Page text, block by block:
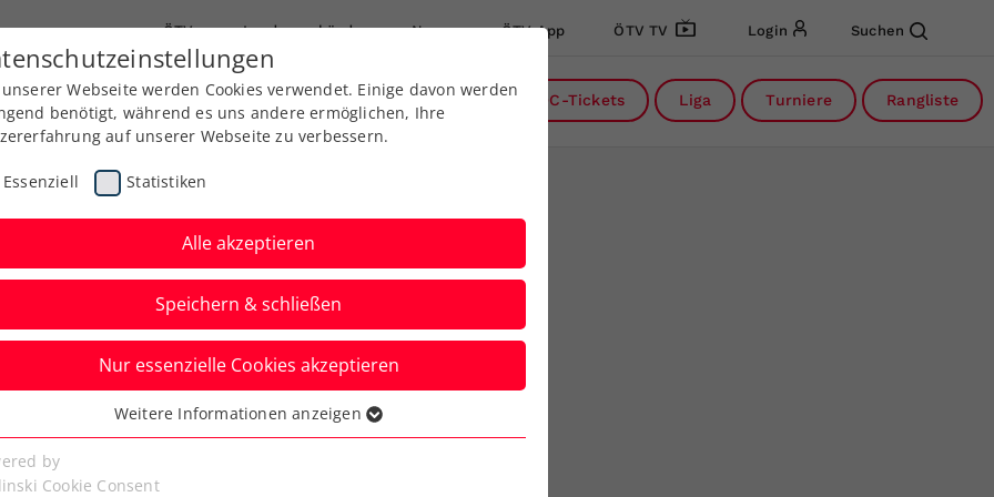
ÖTV Landesverbände News ÖTV App ÖTV TV Login Suchen
Ausbildung Services Über uns DC-Tickets Liga Turniere Rangliste
Traumhafte
Day
Webseite werden Cookies verwendet. Einige davon werden
benötigt, während es uns andere ermöglichen, Ihre
auf unserer Webseite zu verbessern.
Essenziell Statistiken
Alle akzeptieren
Speichern & schließen
Nur essenzielle Cookies akzeptieren
Cookies werden für grundlegende Funktionen der
benötigt. Dadurch ist gewährleistet, dass die Webseite
Weitere Informationen anzeigen
by
Cookie Consent